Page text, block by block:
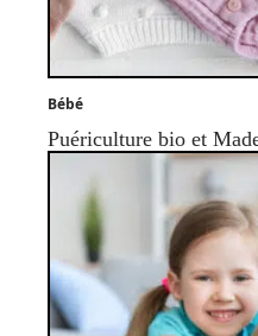
Bébé
Puériculture bio et